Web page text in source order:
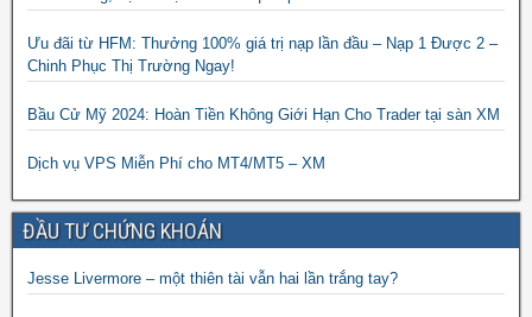
Ưu đãi từ HFM: Thưởng 100% giá trị nạp lần đầu – Nạp 1 Được 2 –
Chinh Phục Thị Trường Ngay!
Bầu Cử Mỹ 2024: Hoàn Tiền Không Giới Hạn Cho Trader tại sàn XM
Dịch vụ VPS Miễn Phí cho MT4/MT5 – XM
ĐẦU TƯ CHỨNG KHOÁN
Jesse Livermore – một thiên tài vẫn hai lần trắng tay?